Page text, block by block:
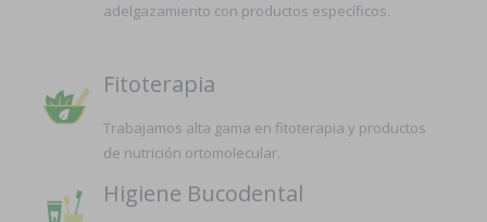
adelgazamiento con productos específicos.
Fitoterapia
Trabajamos alta gama en fitoterapia y productos
de nutrición ortomolecular.
Higiene Bucodental